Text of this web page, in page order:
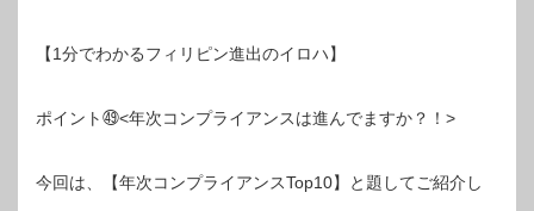
【1分でわかるフィリピン進出のイロハ】
ポイント㊾<年次コンプライアンスは進んでますか？！>
今回は、【年次コンプライアンスTop10】と題してご紹介し